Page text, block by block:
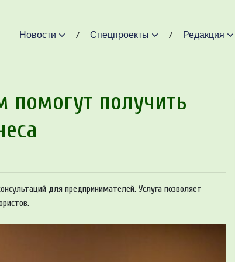
Новости Спецпроекты Редакция
получить
для предпринимателей. Услуга позволяет